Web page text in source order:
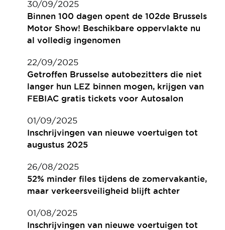
30/09/2025
Binnen 100 dagen opent de 102de Brussels
Motor Show! Beschikbare oppervlakte nu
al volledig ingenomen
22/09/2025
Getroffen Brusselse autobezitters die niet
langer hun LEZ binnen mogen, krijgen van
FEBIAC gratis tickets voor Autosalon
01/09/2025
Inschrijvingen van nieuwe voertuigen tot
augustus 2025
26/08/2025
52% minder files tijdens de zomervakantie,
maar verkeersveiligheid blijft achter
01/08/2025
Inschrijvingen van nieuwe voertuigen tot